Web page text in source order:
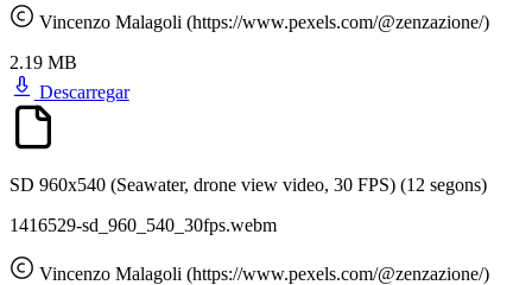
Vincenzo Malagoli (https://www.pexels.com/@zenzazione/)
2.19 MB
Descarregar
SD 960x540 (Seawater, drone view video, 30 FPS) (12 segons)
1416529-sd_960_540_30fps.webm
Vincenzo Malagoli (https://www.pexels.com/@zenzazione/)